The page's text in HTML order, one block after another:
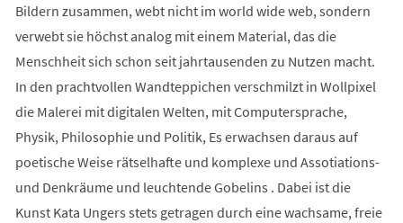
Bildern zusammen, webt nicht im world wide web, sondern
verwebt sie höchst analog mit einem Material, das die
Menschheit sich schon seit jahrtausenden zu Nutzen macht.
In den prachtvollen Wandteppichen verschmilzt in Wollpixel
die Malerei mit digitalen Welten, mit Computersprache,
Physik, Philosophie und Politik, Es erwachsen daraus auf
poetische Weise rätselhafte und komplexe und Assotiations-
und Denkräume und leuchtende Gobelins . Dabei ist die
Kunst Kata Ungers stets getragen durch eine wachsame, freie